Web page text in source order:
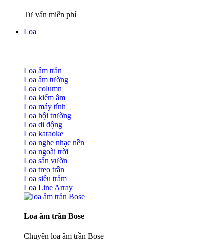
Tư vấn miễn phí
Loa
Loa âm trần
Loa âm tường
Loa column
Loa kiểm âm
Loa máy tính
Loa hội trường
Loa di động
Loa karaoke
Loa nghe nhạc nền
Loa ngoài trời
Loa sân vườn
Loa treo trần
Loa siêu trầm
Loa Line Array
Loa âm trần Bose
Chuyên loa âm trần Bose